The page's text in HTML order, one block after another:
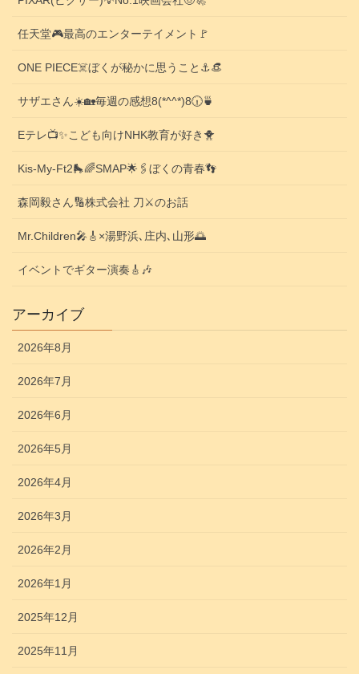
任天堂🎮️最高のエンターテイメント🚩
ONE PIECE☠️ぼくが秘かに思うこと⚓️👒
サザエさん☀️🏡毎週の感想8(*^^*)8🕡️🍵
Eテレ📺️✨こども向けNHK教育が好き🐥
Kis-My-Ft2🛼🌈SMAP🌟🖇️ぼくの青春👣
森岡毅さん🔢株式会社 刀⚔️のお話
Mr.Children🎤🎸×湯野浜､庄内､山形🌅
イベントでギター演奏🎸🎶
アーカイブ
2026年8月
2026年7月
2026年6月
2026年5月
2026年4月
2026年3月
2026年2月
2026年1月
2025年12月
2025年11月